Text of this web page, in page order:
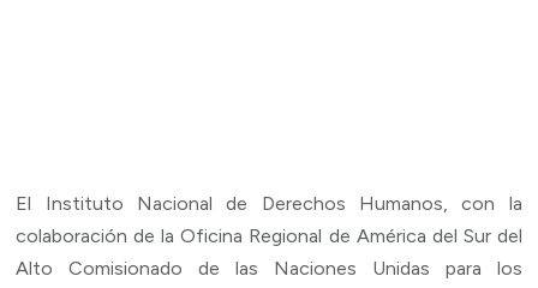
El Instituto Nacional de Derechos Humanos, con la
colaboración de la Oficina Regional de América del Sur del
Alto Comisionado de las Naciones Unidas para los